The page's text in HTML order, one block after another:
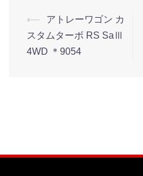
⟵
アトレーワゴン カ
スタムターボ RS SaⅢ
4WD ＊9054